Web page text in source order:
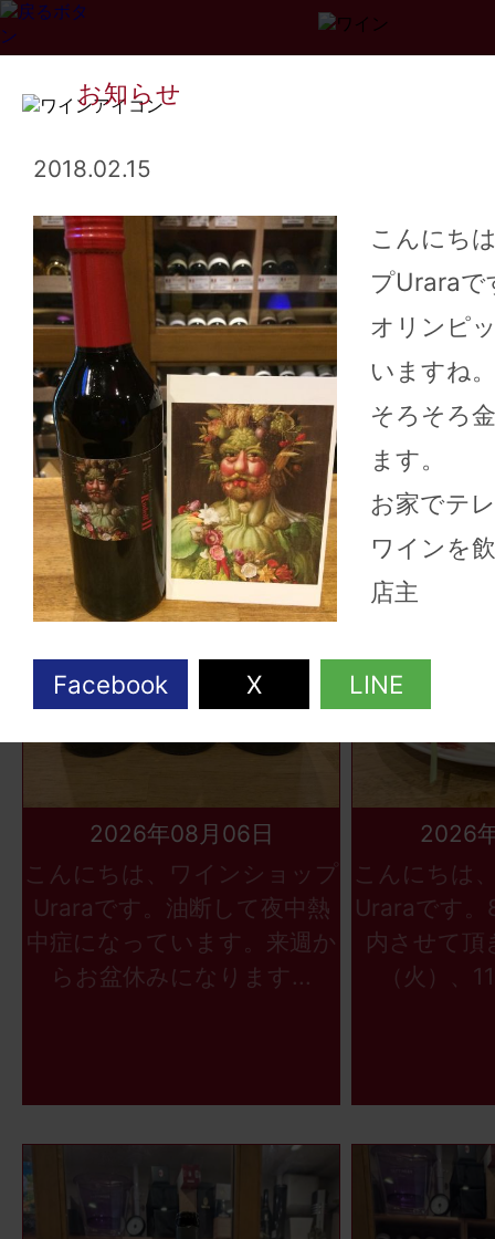
Page 3 ... 34 >>
2026年08月06日
こんにちは、ワインショップ
Uraraです。油断して夜中熱
中症になっています。来週か
らお盆休みになります...
2026
こんにちは
Uraraです。
内させて頂
（火）、
お知らせ
2018.02.15
こんにち
プUraraで
オリンピ
いますね。
そろそろ
ます。
お家でテ
ワインを
店主